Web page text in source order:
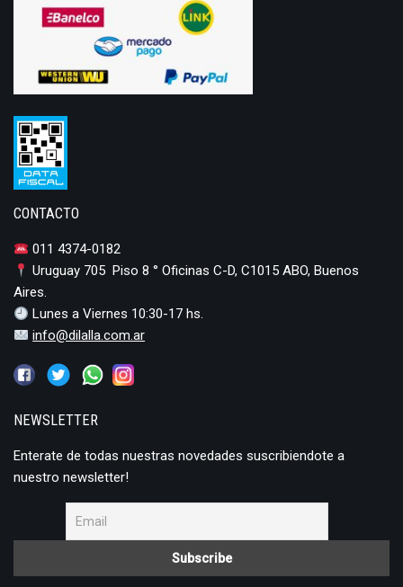
CONTACTO
011 4374-0182
Uruguay 705 Piso 8 ° Oficinas C-D, C1015 ABO, Buenos
Aires.
Lunes a Viernes 10:30-17 hs.
info@dilalla.com.ar
NEWSLETTER
Enterate de todas nuestras novedades suscribiendote a
nuestro newsletter!